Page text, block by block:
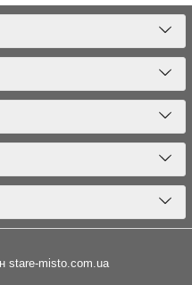
stare-misto.com.ua